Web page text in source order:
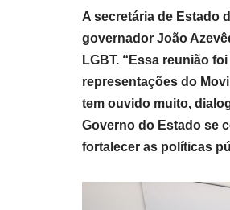
A secretária de Estado
governador João
LGBT. “Essa reunião
representações do
tem ouvido muito,
Governo do Estado se
fortalecer as políticas